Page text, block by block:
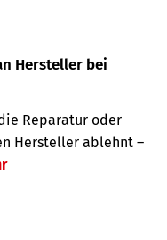
Hersteller bei
Reparatur oder
Hersteller ablehnt –